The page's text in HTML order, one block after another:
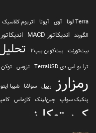
Terra لونا آوی آیوتا اتریوم کلاسیک
الگورند اندیکاتور MACD اندیکاتور RSI
بیت‌تورنت بیت‌کوین بیپ2
ترا یو اس دی TerraUSD
تزوس توکن FTX
رمزارز ریپل سولانا شیبا اینو
پنکیک سواپ چین‌لینک کازماس
کریپتوکارنسی